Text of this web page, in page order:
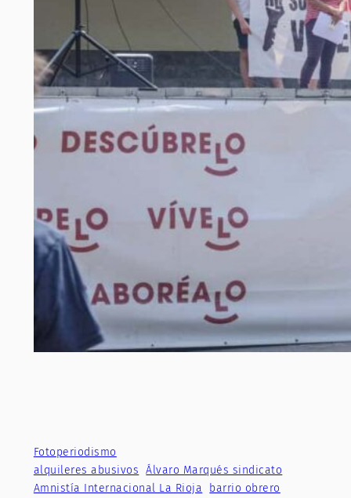
Fotoperiodismo
alquileres abusivos
Álvaro Marqués sindicato
Amnistía Internacional La Rioja
barrio obrero